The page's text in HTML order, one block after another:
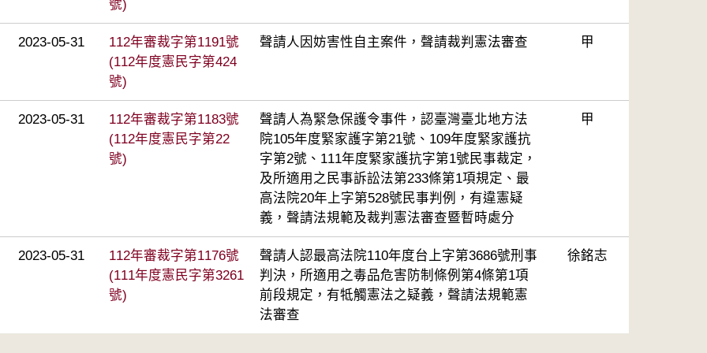
號)
2023-05-31
112年審裁字第1191號
(112年度憲民字第424
號)
聲請人因妨害性自主案件，聲請裁判憲法審查 甲
2023-05-31
112年審裁字第1183號
(112年度憲民字第22
號)
聲請人為緊急保護令事件，認臺灣臺北地方法
院105年度緊家護字第21號、109年度緊家護抗
字第2號、111年度緊家護抗字第1號民事裁定，
及所適用之民事訴訟法第233條第1項規定、最
高法院20年上字第528號民事判例，有違憲疑
義，聲請法規範及裁判憲法審查暨暫時處分
甲
2023-05-31
112年審裁字第1176號
(111年度憲民字第3261
號)
聲請人認最高法院110年度台上字第3686號刑事
判決，所適用之毒品危害防制條例第4條第1項
前段規定，有牴觸憲法之疑義，聲請法規範憲
法審查
徐銘志